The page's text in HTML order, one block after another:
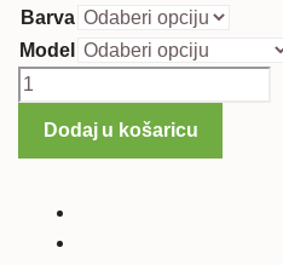
Barva
Model
Samsung
S9+
Dodaj u košaricu